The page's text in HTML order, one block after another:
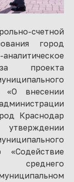
счетной
город
проекта
«О внесении
Краснодар
«Содействие